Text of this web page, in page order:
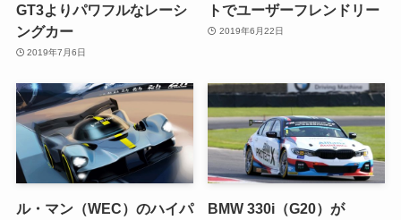
GT3よりパワフルなレーシ
ングカー
2019年7月6日
トでユーザーフレンドリー
2019年6月22日
ル・マン（WEC）のハイパ
BMW 330i（G20）が